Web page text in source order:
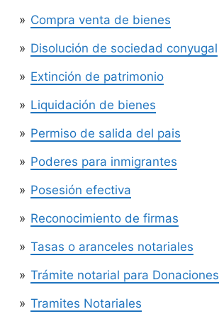
Compra venta de bienes
Disolución de sociedad conyugal
Extinción de patrimonio
Liquidación de bienes
Permiso de salida del pais
Poderes para inmigrantes
Posesión efectiva
Reconocimiento de firmas
Tasas o aranceles notariales
Trámite notarial para Donaciones
Tramites Notariales